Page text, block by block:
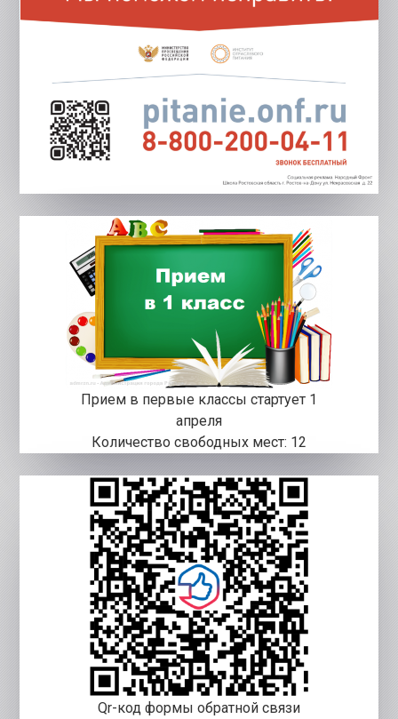
Прием в первые классы стартует 1
апреля
Количество свободных мест: 12
Qr-код формы обратной связи